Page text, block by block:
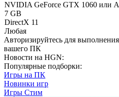
NVIDIA GeForce GTX 1060 или
7 GB
DirectX 11
Любая
Авторизируйтесь для
вашего ПК
Новости на HGN:
Популярные подборки:
Игры на ПК
Новинки игр
Игры Стим